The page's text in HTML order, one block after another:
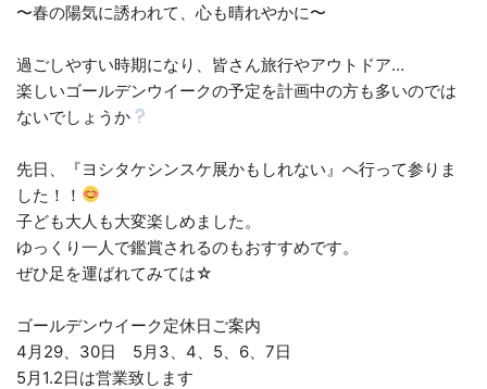
〜春の陽気に誘われて、心も晴れやかに〜
過ごしやすい時期になり、皆さん旅行やアウトドア…
楽しいゴールデンウイークの予定を計画中の方も多いのでは
ないでしょうか
先日、『ヨシタケシンスケ展かもしれない』へ行って参りま
した！！
子ども大人も大変楽しめました。
ゆっくり一人で鑑賞されるのもおすすめです。
ぜひ足を運ばれてみては☆
ゴールデンウイーク定休日ご案内
4月29、30日 5月3、4、5、6、7日
5月1.2日は営業致します